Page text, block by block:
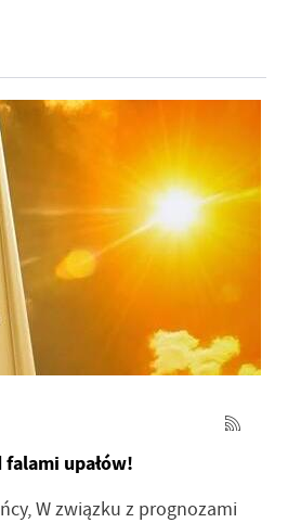
upałów!
W związku z prognozami